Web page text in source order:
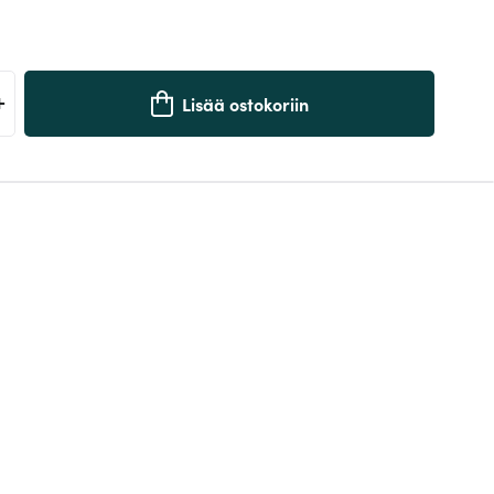
Lisää ostokoriin